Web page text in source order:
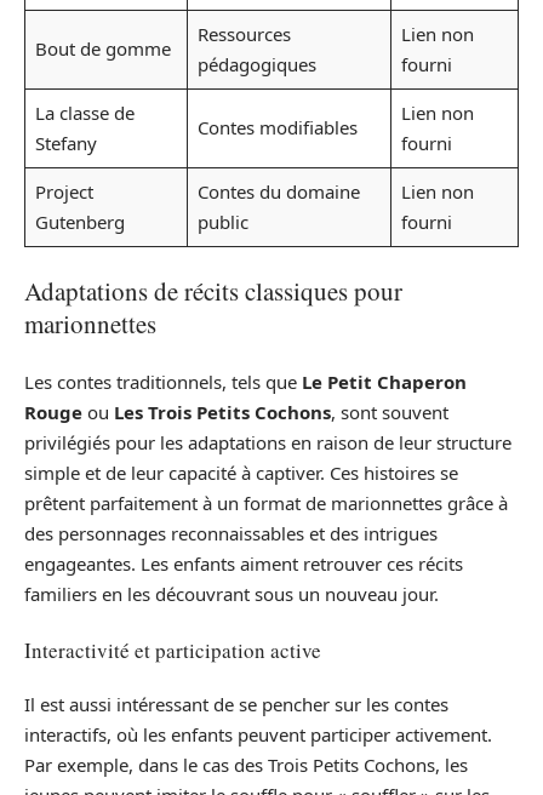
Bout de gomme
Ressources
pédagogiques
Lien non
fourni
La classe de
Stefany
Contes modifiables
Lien non
fourni
Project
Gutenberg
Contes du domaine
public
Lien non
fourni
Adaptations de récits classiques pour
marionnettes
Les contes traditionnels, tels que Le Petit Chaperon
Rouge ou Les Trois Petits Cochons, sont souvent
privilégiés pour les adaptations en raison de leur structure
simple et de leur capacité à captiver. Ces histoires se
prêtent parfaitement à un format de marionnettes grâce à
des personnages reconnaissables et des intrigues
engageantes. Les enfants aiment retrouver ces récits
familiers en les découvrant sous un nouveau jour.
Interactivité et participation active
Il est aussi intéressant de se pencher sur les contes
interactifs, où les enfants peuvent participer activement.
Par exemple, dans le cas des Trois Petits Cochons, les